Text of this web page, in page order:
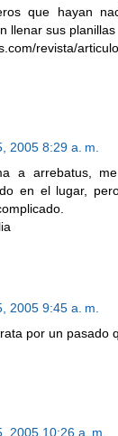
que hayan
llenar sus planillas
revista/
2005 8:29 a. m.
a arrebatus,
en el lugar,
2005 9:45 a. m.
por un pasado
2005 10:26 a. m.